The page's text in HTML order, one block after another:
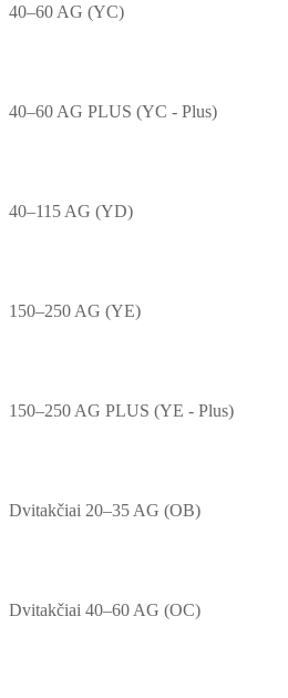
40–60 AG (YC)
40–60 AG PLUS (YC - Plus)
40–115 AG (YD)
150–250 AG (YE)
150–250 AG PLUS (YE - Plus)
Dvitakčiai 20–35 AG (OB)
Dvitakčiai 40–60 AG (OC)